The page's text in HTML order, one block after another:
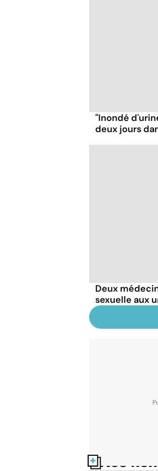
"Inondé
deux jours
Deux
sexuelle aux
Nos